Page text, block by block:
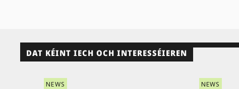
DAT KÉINT IECH OCH INTERESSÉIEREN
NEWS NEWS